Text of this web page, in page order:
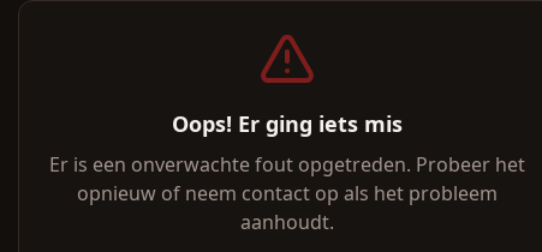
Oops! Er ging iets mis
Er is een onverwachte fout opgetreden. Probeer het
opnieuw of neem contact op als het probleem
aanhoudt.